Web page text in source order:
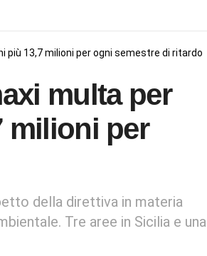
più 13,7 milioni per ogni semestre di ritardo
multa per
milioni per
della direttiva in materia
Tre aree in Sicilia e una